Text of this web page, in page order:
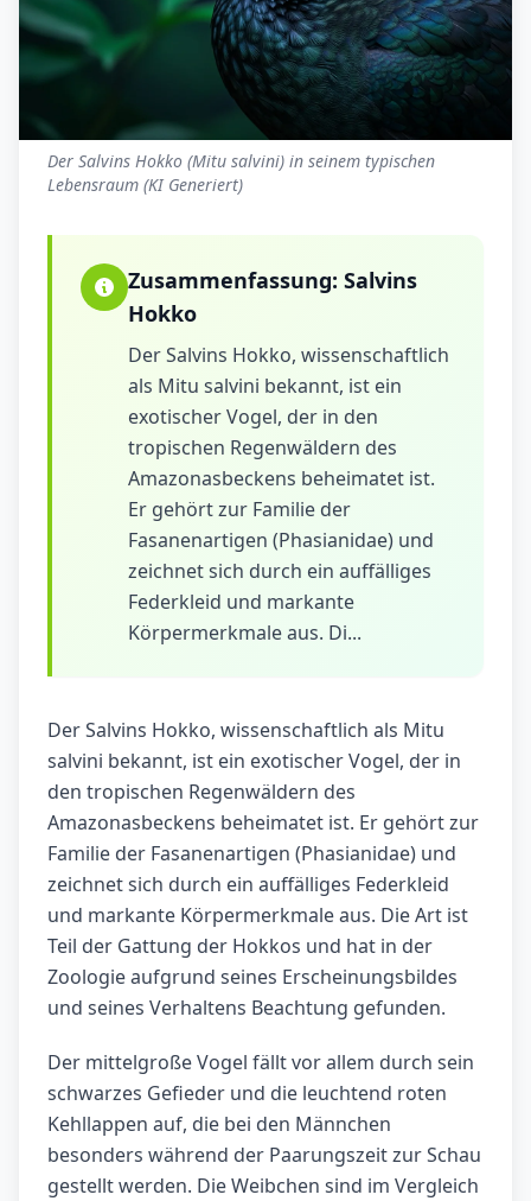
Der Salvins Hokko (Mitu salvini) in seinem typischen
Lebensraum (KI Generiert)
Zusammenfassung: Salvins
Hokko
Der Salvins Hokko, wissenschaftlich
als Mitu salvini bekannt, ist ein
exotischer Vogel, der in den
tropischen Regenwäldern des
Amazonasbeckens beheimatet ist.
Er gehört zur Familie der
Fasanenartigen (Phasianidae) und
zeichnet sich durch ein auffälliges
Federkleid und markante
Körpermerkmale aus. Di...
Der Salvins Hokko, wissenschaftlich als Mitu
salvini bekannt, ist ein exotischer Vogel, der in
den tropischen Regenwäldern des
Amazonasbeckens beheimatet ist. Er gehört zur
Familie der Fasanenartigen (Phasianidae) und
zeichnet sich durch ein auffälliges Federkleid
und markante Körpermerkmale aus. Die Art ist
Teil der Gattung der Hokkos und hat in der
Zoologie aufgrund seines Erscheinungsbildes
und seines Verhaltens Beachtung gefunden.
Der mittelgroße Vogel fällt vor allem durch sein
schwarzes Gefieder und die leuchtend roten
Kehllappen auf, die bei den Männchen
besonders während der Paarungszeit zur Schau
gestellt werden. Die Weibchen sind im Vergleich